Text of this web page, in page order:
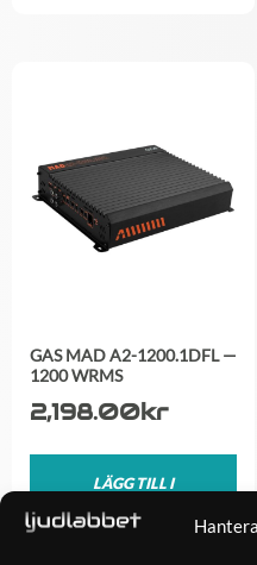
GAS MAD A2-1200.1DFL —
1200 WRMS
2,198.00kr
LÄGG TILL I